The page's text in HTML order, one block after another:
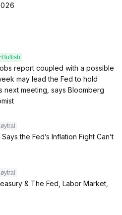
Bullish
report coupled with a possible
may lead the Fed to hold
next meeting, says Bloomberg
the Fed’s Inflation Fight Can’t
& The Fed, Labor Market,